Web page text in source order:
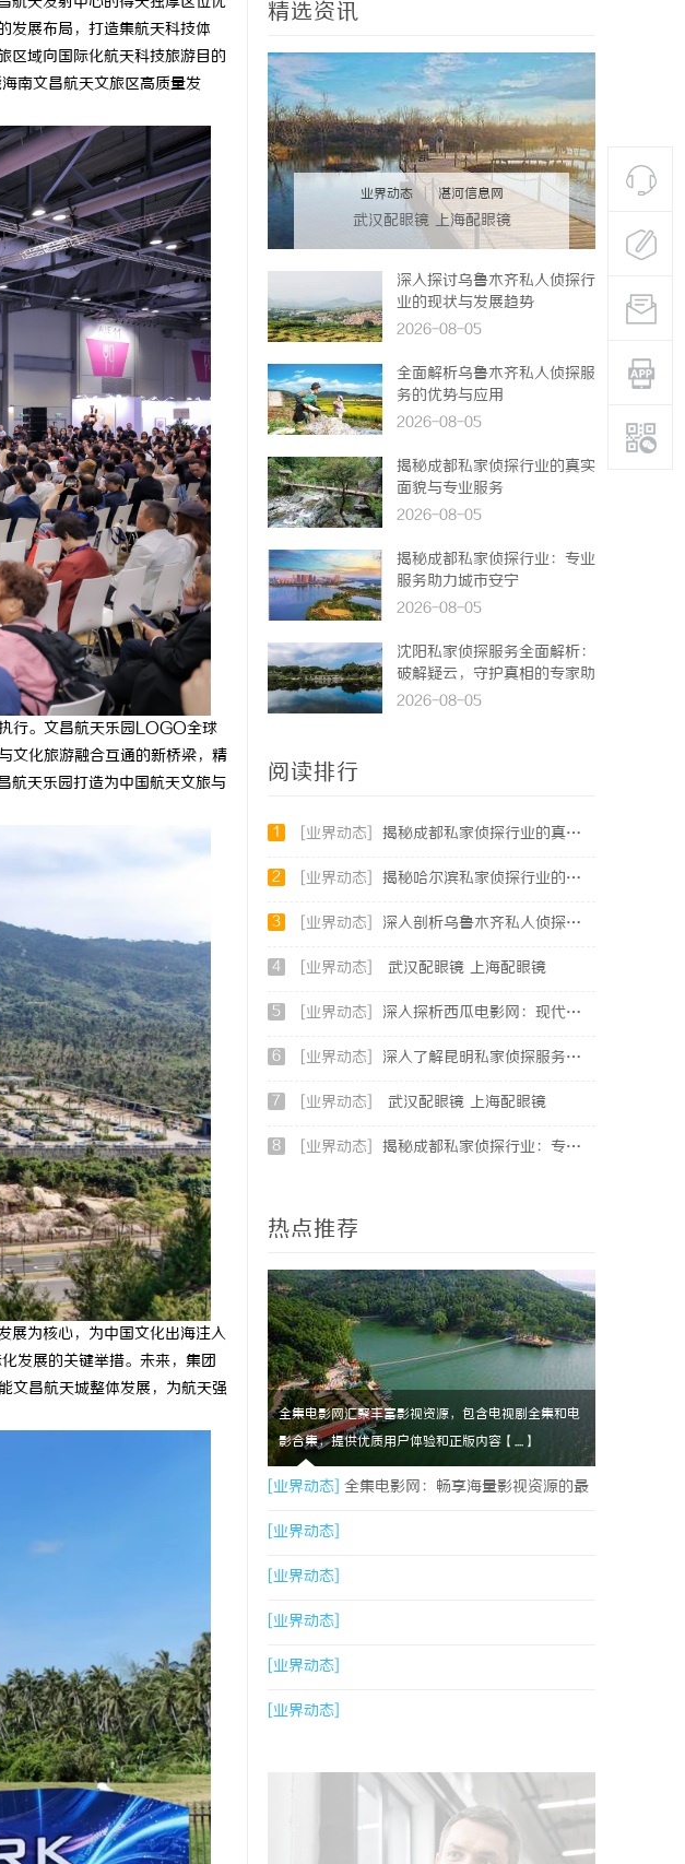
发展布局，打造集航天科技体
区域向国际化航天科技旅游目的
南文昌航天文旅区高质量发
行。文昌航天乐园LOGO全球
文化旅游融合互通的新桥梁，精
天乐园打造为中国航天文旅与
展为核心，为中国文化出海注入
发展的关键举措。未来，集团
文昌航天城整体发展，为航天强
精选资讯
业界动态 | 湛河信息网
武汉配眼镜 上海配眼镜
深入探讨乌鲁木齐私人侦探行
业的现状与发展趋势
2026-08-05
全面解析乌鲁木齐私人侦探服
务的优势与应用
2026-08-05
揭秘成都私家侦探行业的真实
面貌与专业服务
2026-08-05
揭秘成都私家侦探行业：专业
服务助力城市安宁
2026-08-05
沈阳私家侦探服务全面解析：
破解疑云，守护真相的专家助
力
2026-08-05
阅读排行
1 [业界动态] 揭秘成都私家侦探行业的真实面貌与专业服务
2 [业界动态] 揭秘哈尔滨私家侦探行业的现状与发展趋势
3 [业界动态] 深入剖析乌鲁木齐私人侦探行业的发展与应用现状
4 [业界动态] 武汉配眼镜 上海配眼镜
5 [业界动态] 深入探析西瓜电影网：现代影视资源平台的变革与机遇
6 [业界动态] 深入了解昆明私家侦探服务的重要性与选择指南
7 [业界动态] 武汉配眼镜 上海配眼镜
8 [业界动态] 揭秘成都私家侦探行业：专业服务与法律边界详解
热点推荐
全集电影网汇聚丰富影视资源，包含电视剧全集和电
影合集，提供优质用户体验和正版内容【....】
[业界动态] 全集电影网：畅享海量影视资源的最
佳平台解析
[业界动态]
[业界动态]
[业界动态]
[业界动态]
[业界动态]